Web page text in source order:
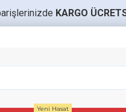
KARGO
Yeni Hasat